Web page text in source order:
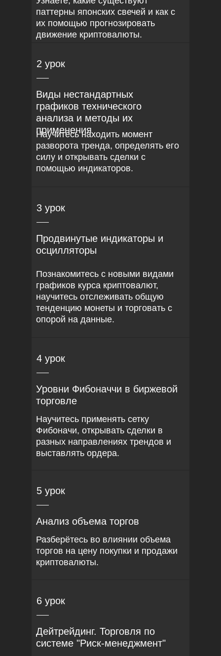
паттерны японских свечей и как с
их помощью прогнозировать
движение криптовалюты.
2 урок
Виды нестандартных
графиков технического
анализа и методы их
применения
Познакомитесь с новыми видами
графиков курса криптовалют,
научитесь отслеживать общую
тенденцию монеты и торговать с
опорой на данные.
3 урок
6 урок
4 урок
5 урок
Продвинутые индикаторы и
осцилляторы
Дейтрейдинг. Торговля по
системе "Риск-менеджмент"
Уровни Фибоначчи в биржевой
торговле
Анализ объема торгов
Научитесь находить момент
разворота тренда, определять его
силу и открывать сделки с
помощью индикаторов.
Научитесь применять сетку
Фибоначи, открывать сделки в
разных направлениях трендов и
выставлять ордера.
Разберётесь во влиянии объема
торгов на цену покупки и продажи
криптовалюты.